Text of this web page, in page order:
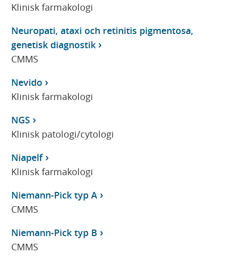
Klinisk farmakologi
Neuropati, ataxi och retinitis pigmentosa,
genetisk diagnostik
CMMS
Nevido
Klinisk farmakologi
NGS
Klinisk patologi/cytologi
Niapelf
Klinisk farmakologi
Niemann-Pick typ A
CMMS
Niemann-Pick typ B
CMMS